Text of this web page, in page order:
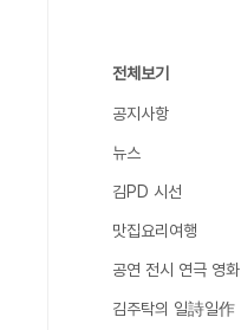
전체보기
공지사항
뉴스
김PD 시선
맛집요리여행
공연 전시 연극 영화
김주탁의 일詩일作